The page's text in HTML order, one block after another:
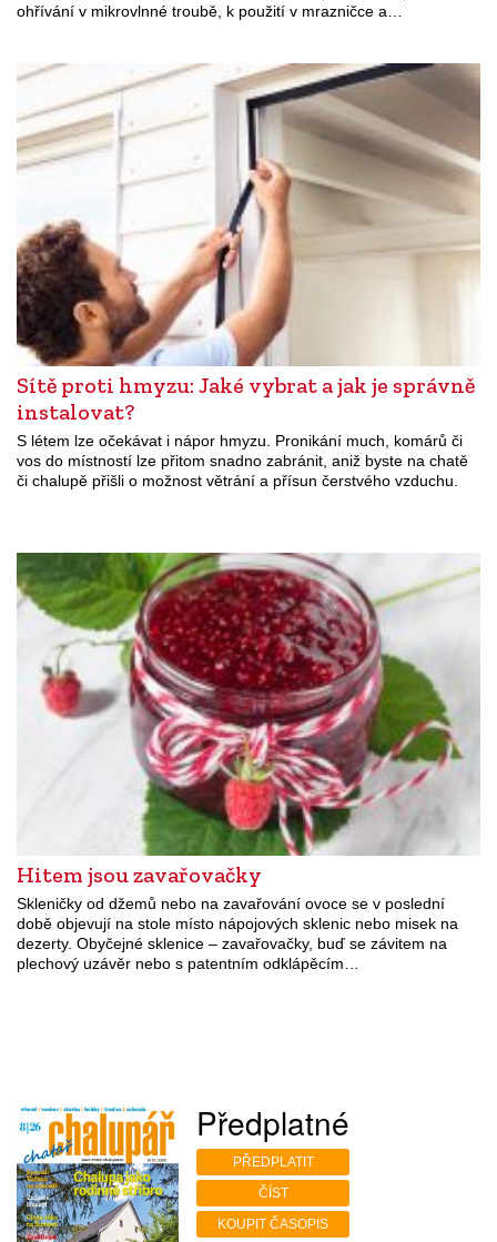
ohřívání v mikrovlnné troubě, k použití v mrazničce a…
Sítě proti hmyzu: Jaké vybrat a jak je správně
instalovat?
S létem lze očekávat i nápor hmyzu. Pronikání much, komárů či
vos do místností lze přitom snadno zabránit, aniž byste na chatě
či chalupě přišli o možnost větrání a přísun čerstvého vzduchu.
Hitem jsou zavařovačky
Skleničky od džemů nebo na zavařování ovoce se v poslední
době objevují na stole místo nápojových sklenic nebo misek na
dezerty. Obyčejné sklenice – zavařovačky, buď se závitem na
plechový uzávěr nebo s patentním odklápěcím…
Předplatné
PŘEDPLATIT
ČÍST
KOUPIT ČASOPIS